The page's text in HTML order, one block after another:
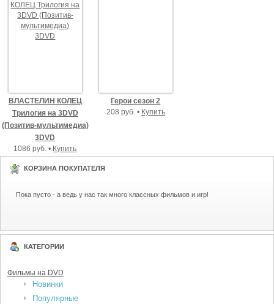
КОРЗИНА ПОКУПАТЕЛЯ
Пока пусто - а ведь у нас так много классных фильмов и игр!
КАТЕГОРИИ
Фильмы на DVD
Новинки
Популярные
ВЛАСТЕЛИН КОЛЕЦ
Трилогия на 3DVD
(Позитив-мультимедиа)
3DVD
1086 руб. • Купить
Герои сезон 2
208 руб. • Купить